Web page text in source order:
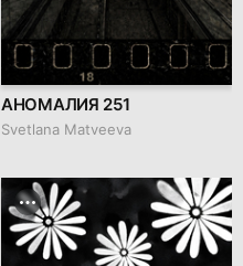
АНОМАЛИЯ 251
Svetlana Matveeva